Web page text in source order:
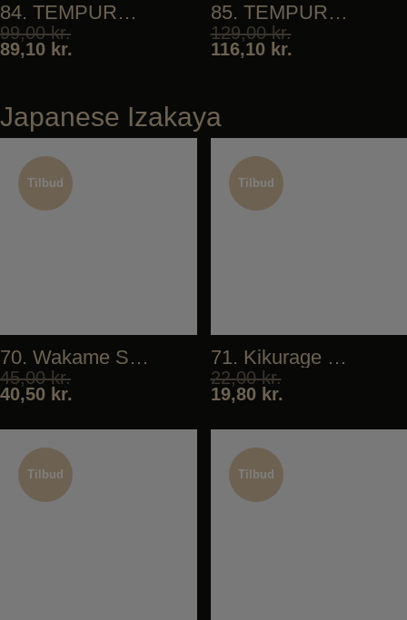
84. TEMPURA VEGETABLES
99,00kr.
89,10 kr.
85. TEMPURA SHRIMP
129,00kr.
116,10 kr.
Japanese Izakaya
Tilbud
Tilbud
70. Wakame Salad
45,00kr.
40,50 kr.
Tilbud
Tilbud
71. Kikurage Salad
22,00kr.
19,80 kr.
Tilbud
Tilbud
Tilbud